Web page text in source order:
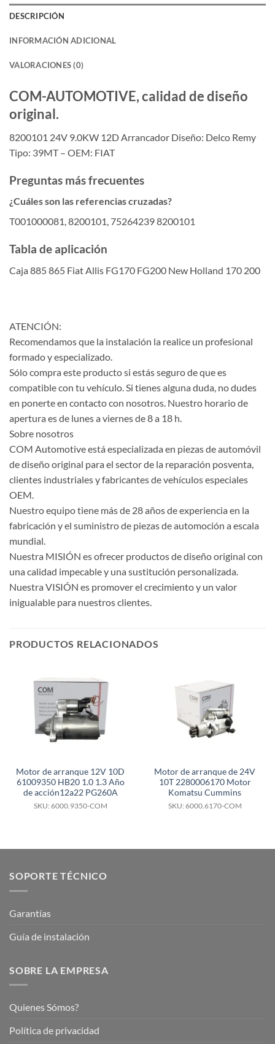
DESCRIPCIÓN
INFORMACIÓN ADICIONAL
VALORACIONES (0)
COM-AUTOMOTIVE, calidad de diseño
original.
8200101 24V 9.0KW 12D Arrancador Diseño: Delco Remy
Tipo: 39MT – OEM: FIAT
Preguntas más frecuentes
¿Cuáles son las referencias cruzadas?
T001000081, 8200101, 75264239 8200101
Tabla de aplicación
Caja 885 865 Fiat Allis FG170 FG200 New Holland 170 200
ATENCIÓN:
Recomendamos que la instalación la realice un profesional
formado y especializado.
Sólo compra este producto si estás seguro de que es
compatible con tu vehículo. Si tienes alguna duda, no dudes
en ponerte en contacto con nosotros. Nuestro horario de
apertura es de lunes a viernes de 8 a 18 h.
Sobre nosotros
COM Automotive está especializada en piezas de automóvil
de diseño original para el sector de la reparación posventa,
clientes industriales y fabricantes de vehículos especiales
OEM.
Nuestro equipo tiene más de 28 años de experiencia en la
fabricación y el suministro de piezas de automoción a escala
mundial.
Nuestra MISIÓN es ofrecer productos de diseño original con
una calidad impecable y una sustitución personalizada.
Nuestra VISIÓN es promover el crecimiento y un valor
inigualable para nuestros clientes.
PRODUCTOS RELACIONADOS
Motor de arranque 12V 10D
61009350 HB20 1.0 1.3 Año
de acción12a22 PG260A
SKU: 6000.9350-COM
Motor de arranque de 24V
10T 2280006170 Motor
Komatsu Cummins
SKU: 6000.6170-COM
SOPORTE TÉCNICO
Garantías
Guía de instalación
SOBRE LA EMPRESA
Quienes Sómos?
Política de privacidad